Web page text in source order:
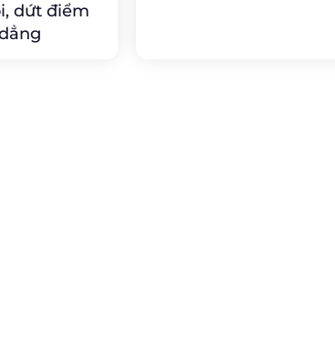
dứt điểm